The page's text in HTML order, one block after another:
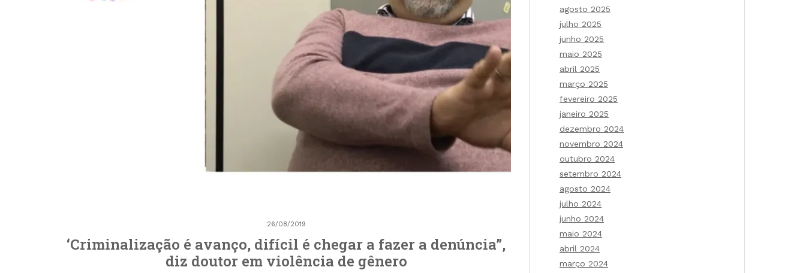
26/08/2019
‘Criminalização é avanço, difícil é chegar a fazer a denúncia”,
diz doutor em violência de gênero
agosto 2025
julho 2025
junho 2025
maio 2025
abril 2025
março 2025
fevereiro 2025
janeiro 2025
dezembro 2024
novembro 2024
outubro 2024
setembro 2024
agosto 2024
julho 2024
junho 2024
maio 2024
abril 2024
março 2024